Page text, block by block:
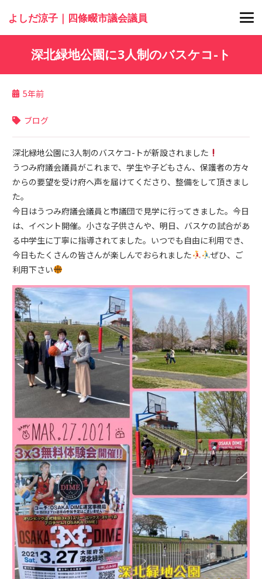
よしだ涼子｜四條畷市議会議員
深北緑地公園に3人制のバスケコ-ト
5年前
ブログ
深北緑地公園に3人制のバスケコ-トが新設されました
うつみ府議会議員がこれまで、学生や子どもさん、保護者の方々
からの要望を受け府へ声を届けてくださり、整備をして頂きまし
た。
今日はうつみ府議会議員と市議団で見学に行ってきました。今日
は、イベント開催。小さな子供さんや、明日、バスケの試合があ
る中学生に丁寧に指導されてました。いつでも自由に利用でき、
今日もたくさんの皆さんが楽しんでおられました
ぜひ、ご
利用下さい